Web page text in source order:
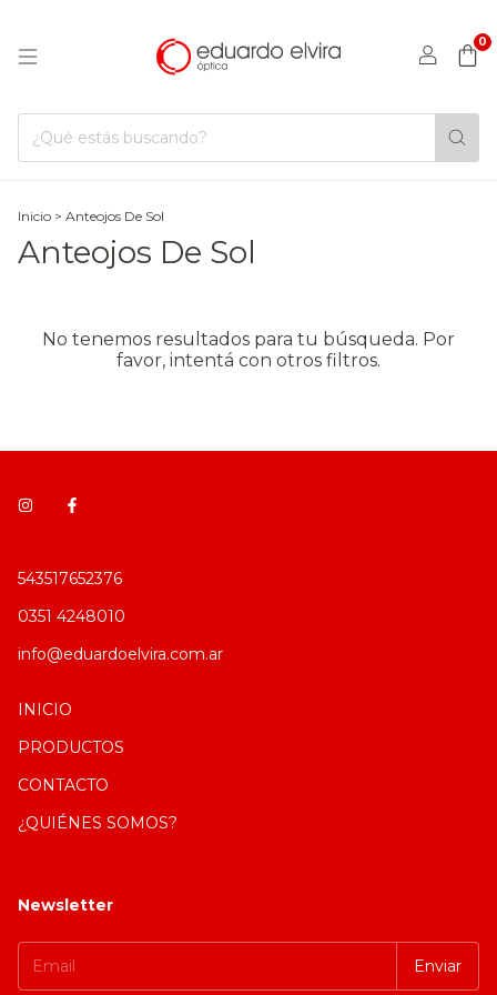
0
Inicio > Anteojos De Sol
Anteojos De Sol
No tenemos resultados para tu búsqueda. Por
favor, intentá con otros filtros.
543517652376
0351 4248010
info@eduardoelvira.com.ar
INICIO
PRODUCTOS
CONTACTO
¿QUIÉNES SOMOS?
Newsletter